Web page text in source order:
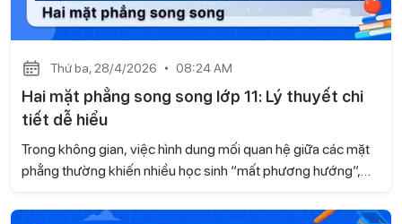
Thứ ba, 28/4/2026 08:24 AM
Hai mặt phẳng song song lớp 11: Lý thuyết chi
tiết dễ hiểu
Trong không gian, việc hình dung mối quan hệ giữa các mặt
phẳng thường khiến nhiều học sinh “mất phương hướng”,
kiến thức sách Kết nối tri thức và cuộc sống, Gia sư Học là